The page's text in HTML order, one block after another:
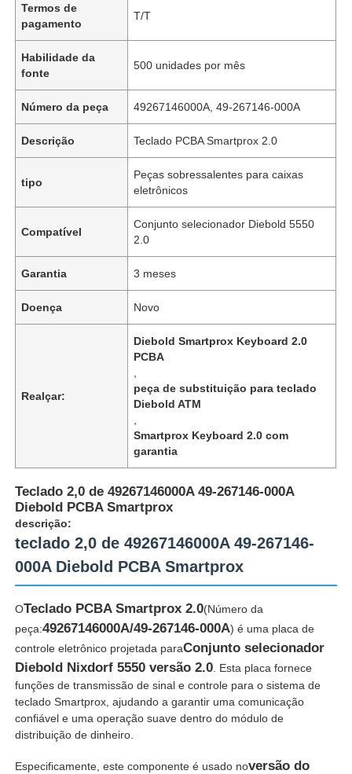
Termos de
pagamento
T/T
Habilidade da
fonte
500 unidades por mês
Número da peça 49267146000A, 49-267146-000A
Descrição Teclado PCBA Smartprox 2.0
tipo
Peças sobressalentes para caixas
eletrônicos
Compatível
Conjunto selecionador Diebold 5550
2.0
Garantia 3 meses
Doença Novo
Realçar:
Diebold Smartprox Keyboard 2.0
PCBA
peça de substituição para teclado
Diebold ATM
Smartprox Keyboard 2.0 com
garantia
Teclado 2,0 de 49267146000A 49-267146-000A
Diebold PCBA Smartprox
descrição:
teclado 2,0 de 49267146000A 49-267146-
000A Diebold PCBA Smartprox
OTeclado PCBA Smartprox 2.0(Número da
peça:49267146000A/49-267146-000A) é uma placa de
controle eletrônico projetada paraConjunto selecionador
Diebold Nixdorf 5550 versão 2.0 . Esta placa fornece
funções de transmissão de sinal e controle para o sistema de
teclado Smartprox, ajudando a garantir uma comunicação
confiável e uma operação suave dentro do módulo de
distribuição de dinheiro.
Especificamente, este componente é usado noversão do